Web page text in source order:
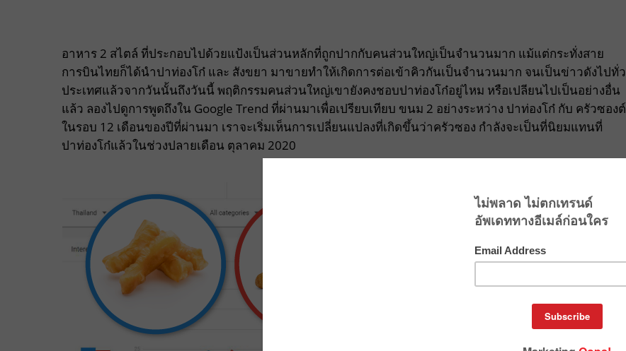
อาหาร 2 สไตล์ ที่ประกอบไปด้วยแป้งเป็นส่วนหลักที่ถูกปากกับคนส่วนใหญ่เป็นจำนวนมาก แม้แต่กระทั่งสาย
การบินไทยก็ได้นำปาท่องโก๋ และ สังขยา มาขายทำให้เกิดการต่อเข้าคิวกันเป็นจำนวนมาก จนเป็นข่าวดังไปทั่ว
ประเทศแล้วจากวันนั้นถึงวันนี้ พฤติกรรมคนส่วนใหญ่เขายังคงชอบปาท่องโก๋อยู่ไหม หรือเปลียนไปเป็นอย่างอื่น
แล้ว ลองไปดูการพูดถึงใน Google Trend ที่ผ่านมาเพื่อเปรียบเทียบ ขนม 2 อย่างระหว่าง ปาท่องโก๋ กับ ครัวซองต์
ในรอบ 12 เดือนของปีที่ผ่านมา เราจะเริ่มเห็นการเปลี่ยนแปลงที่เกิดขึ้นว่าครัวซอง กำลังจะเป็นที่นิยมแทนที่
ปาท่องโก๋แล้วในช่วงปลายเดือน ตุลาคม 2020